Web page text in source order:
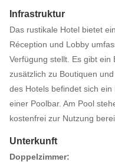
Infrastruktur
Das rustikale Hotel bietet
Réception und Lobby
Verfügung stellt. Es gibt ein
zusätzlich zu Boutiquen
des Hotels befindet sich
einer Poolbar. Am Pool
kostenfrei zur Nutzung
Unterkunft
Doppelzimmer: